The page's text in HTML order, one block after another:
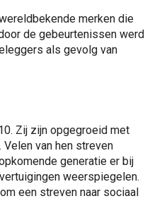
merken die
de gebeurtenissen werd
als gevolg van
Zij zijn opgegroeid met
van hen streven
generatie er bij
weerspiegelen.
een streven naar sociaal